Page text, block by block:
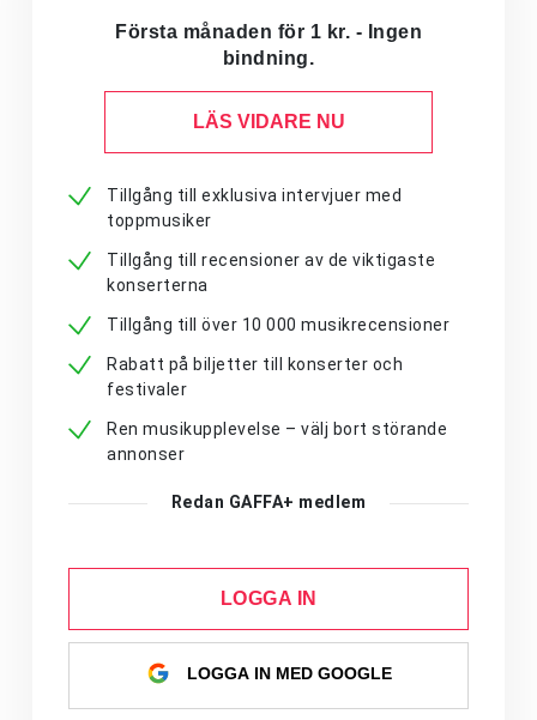
Första månaden för 1 kr. - Ingen
bindning.
LÄS VIDARE NU
Tillgång till exklusiva intervjuer med
toppmusiker
Tillgång till recensioner av de viktigaste
konserterna
Tillgång till över 10 000 musikrecensioner
Rabatt på biljetter till konserter och
festivaler
Ren musikupplevelse – välj bort störande
annonser
Redan GAFFA+ medlem
LOGGA IN
LOGGA IN MED GOOGLE